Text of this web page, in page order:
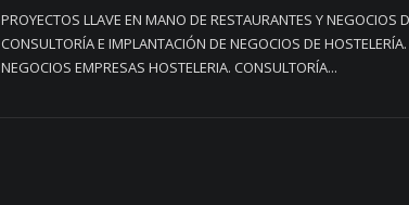
PROYECTOS LLAVE EN MANO DE RESTAURANTES Y NEGOCIOS
CONSULTORÍA E IMPLANTACIÓN DE NEGOCIOS DE
NEGOCIOS EMPRESAS HOSTELERIA. CONSULTORÍA...